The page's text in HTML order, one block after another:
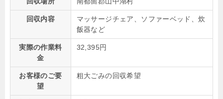
回収内容
マッサージチェア、ソファーベッド、炊
飯器など
実際の作業料
金
32,395円
お客様のご要
望
粗大ごみの回収希望